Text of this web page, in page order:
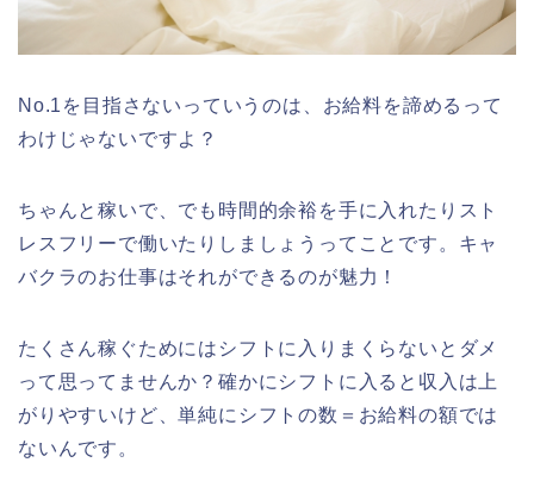
No.1を目指さないっていうのは、お給料を諦めるって
わけじゃないですよ？
ちゃんと稼いで、でも時間的余裕を手に入れたりスト
レスフリーで働いたりしましょうってことです。キャ
バクラのお仕事はそれができるのが魅力！
たくさん稼ぐためにはシフトに入りまくらないとダメ
って思ってませんか？確かにシフトに入ると収入は上
がりやすいけど、単純にシフトの数＝お給料の額では
ないんです。